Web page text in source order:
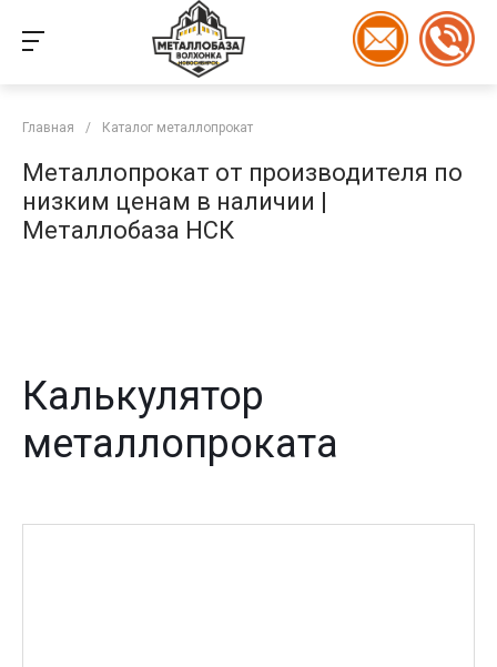
Главная / Каталог металлопрокат
Металлопрокат от производителя по
низким ценам в наличии |
Металлобаза НСК
Калькулятор
металлопроката